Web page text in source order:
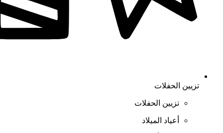
تزيين الحفلات
تزيين الحفلات
أعياد الميلاد